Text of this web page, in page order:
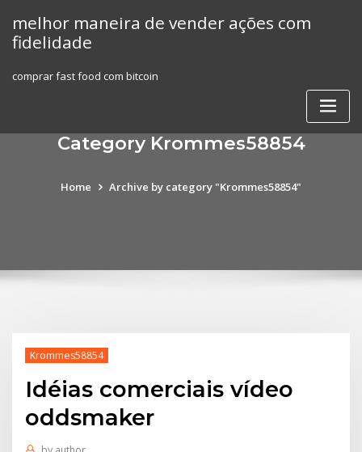
content
melhor maneira de vender ações com
fidelidade
comprar fast food com bitcoin
Category Krommes58854
Home Archive by category "Krommes58854"
Krommes58854
Idéias comerciais vídeo
oddsmaker